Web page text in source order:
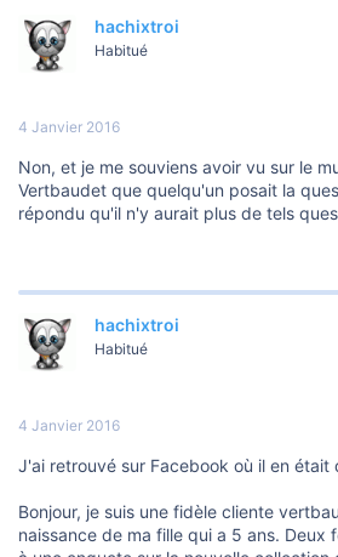
c
t
i
s
hachixtroi
Habitué
4 Janvier 2016
Non, et je me souviens avoir vu sur le
Vertbaudet que quelqu'un posait la
répondu qu'il n'y aurait plus de tels
hachixtroi
Habitué
4 Janvier 2016
J'ai retrouvé sur Facebook où il en était
Bonjour, je suis une fidèle cliente
naissance de ma fille qui a 5 ans. Deux